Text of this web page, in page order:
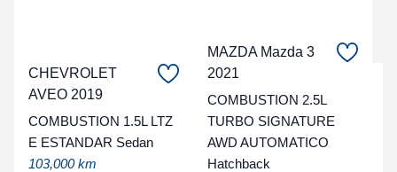
CHEVROLET
AVEO 2019
COMBUSTION 1.5L LTZ
E ESTANDAR Sedan
103,000 km
MAZDA Mazda 3
2021
COMBUSTION 2.5L
TURBO SIGNATURE
AWD AUTOMATICO
Hatchback